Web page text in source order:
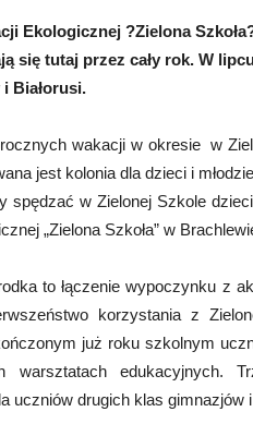
Ekologicznej ?Zielona
się tutaj przez cały rok. W
Białorusi.
wakacji w okresie w
jest kolonia dla dzieci i
spędzać w Zielonej Szkole
„Zielona Szkoła” w
to łączenie wypoczynku z
korzystania z
już roku szkolnym
warsztatach edukacyjnych.
uczniów drugich klas gimnazjów